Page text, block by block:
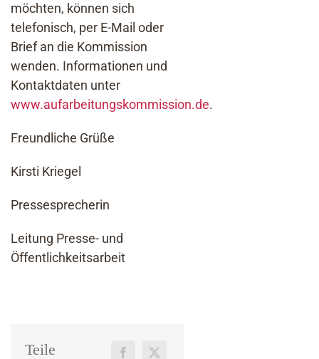
möchten, können sich
telefonisch, per E-Mail oder
Brief an die Kommission
wenden. Informationen und
Kontaktdaten unter
www.aufarbeitungskommission.de.
Freundliche Grüße
Kirsti Kriegel
Pressesprecherin
Leitung Presse- und
Öffentlichkeitsarbeit
Teile